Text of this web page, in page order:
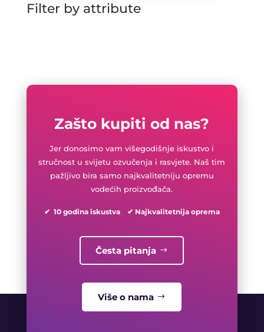
Filter by attribute
Zašto kupiti od nas?
Jer donosimo vam višegodišnje iskustvo i
stručnost u svijetu ozvučenja i rasvjete. Naš tim
pažljivo bira samo najkvalitetniju opremu
vodećih proizvođača.
✔ 10 godina iskustva ✔ Najkvalitetnija oprema
Česta pitanja
Više o nama